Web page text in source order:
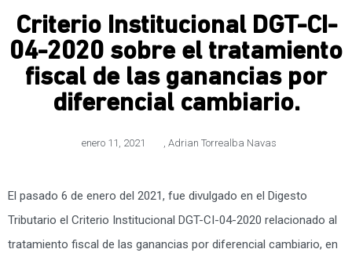
Criterio Institucional DGT-CI-
04-2020 sobre el tratamiento
fiscal de las ganancias por
diferencial cambiario.
enero 11, 2021 Adrian Torrealba Navas
El pasado 6 de enero del 2021, fue divulgado en el Digesto
Tributario el Criterio Institucional DGT-CI-04-2020 relacionado al
tratamiento fiscal de las ganancias por diferencial cambiario, en